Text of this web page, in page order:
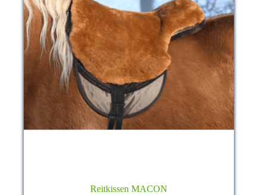
Reitkissen MACON